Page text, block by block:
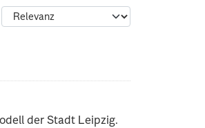
der Stadt Leipzig.